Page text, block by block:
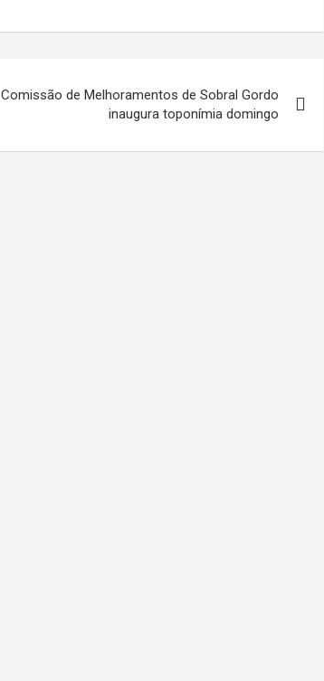
Comissão de Melhoramentos de Sobral Gordo
inaugura toponímia domingo